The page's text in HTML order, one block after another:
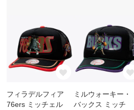
フィラデルフィア
76ers ミッチェル
ミルウォーキー・
バックス ミッチ